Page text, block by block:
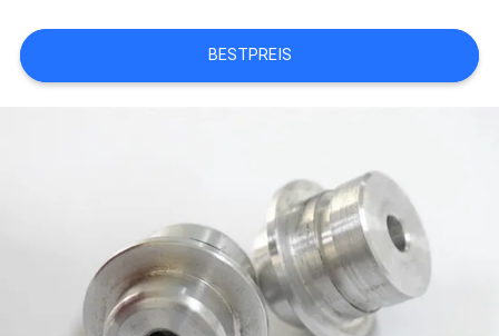
POLICY
BESTPREIS